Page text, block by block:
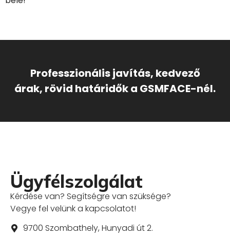
Professzionális javítás, kedvező
árak, rövid határidők a GSMFACE-nél.
Ügyfélszolgálat
Kérdése van? Segítségre van szüksége?
Vegye fel velünk a kapcsolatot!
9700 Szombathely, Hunyadi út 2.